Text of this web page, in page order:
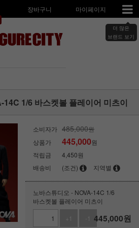
장바구니 마이페이지
더 많은
브랜드 보기
14C 1/6 바스켓볼 플레이어 미츠이
소비자가 485,000원
상품가
445,000원
적립금
4,450원
배송비
(조건) 지역별
노바스튜디오 - NOVA-14C 1/6
바스켓볼 플레이어 미츠이
+1
-1 445,000원